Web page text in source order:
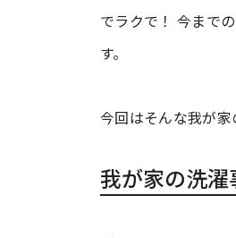
でラクで！ 今まで
す。
今回はそんな我が家
我が家の洗濯